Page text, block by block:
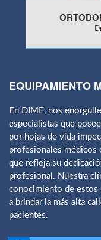
EQUIPAMIENTO
En DIME, nos
especialistas que
por hojas de vida
profesionales médicos
que refleja su
profesional. Nuestra
conocimiento de estos
a brindar la más alta
pacientes.